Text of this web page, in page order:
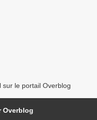
sur le portail Overblog
Overblog